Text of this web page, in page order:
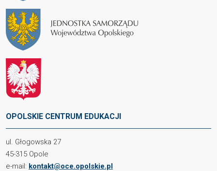
OPOLSKIE CENTRUM EDUKACJI
ul. Głogowska 27
45-315 Opole
e-mail: kontakt@oce.opolskie.pl